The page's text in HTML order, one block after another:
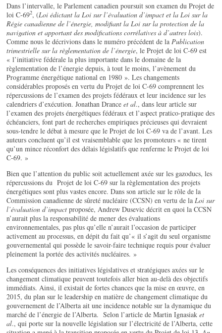
Dans l’intervalle, le Parlement canadien poursuit son examen du Projet de
loi C-692, (Loi édictant la Loi sur l’évaluation d’impact et la Loi sur la
Régie canadienne de l’énergie, modifiant la Loi sur la protection de la
navigation et apportant des modifications corrélatives à d’autres lois).
Comme nous le décrivions dans le numéro précédent de la Publication
trimestrielle sur la règlementation de l’énergie, le Projet de loi C-69 est
« l’initiative fédérale la plus importante dans le domaine de la
règlementation de l’énergie depuis, à tout le moins, l’avènement du
Programme énergétique national en 1980 ». Les changements
considérables proposés en vertu du Projet de loi C-69 comprennent les
répercussions de l’examen des projets fédéraux et leur incidence sur les
calendriers d’exécution. Jonathan Dranceet al., dans leur article sur
l’examen des projets énergétiques fédéraux et l’aspect pratico-pratique des
échéanciers, font part de recherches empiriques précieuses qui devraient
sous-tendre le débat à mesure que le Projet de loi C-69 va de l’avant. Les
auteurs concluent qu’il est vraisemblable que les promoteurs « ne tirent
qu’un mince réconfort des délais législatifs que renferme le Projet de loi
C-69. »
Bien que l’attention du public soit actuellement axée sur les gazoducs, les
répercussions du Projet de loi C-69 sur la règlementation des projets
énergétiques sont plus vastes encore. Dans son article sur le rôle de la
Commission canadienne de sûreté nucléaire (CCSN) en vertu de la Loi sur
l’évaluation d’impact proposée, Andrew Dusevic décrit en quoi la CCSN
n’aurait plus la responsabilité de mener des évaluations
environnementales, pas plus qu’elle n’aurait l’occasion de participer
activement au processus, en dépit du fait qu’« il s’agit du seul organisme
gouvernemental qui possède le savoir-faire technique requis pour évaluer
pleinement la portée des activités nucléaires. »
Les conséquences des initiatives législatives et stratégiques axées sur le
changement climatique peuvent toutefois aller bien au-delà des objectifs
immédiats. Ainsi, il existait de fortes chances que la mise en œuvre, en
2015, du plan sur le leadership en matière de changement climatique du
gouvernement de l’Alberta ait une incidence notable sur la dynamique du
marché de l’énergie de l’Alberta. Selon l’article de Martin Ignasiaket
al., qui porte sur la nouvelle législation sur l’électricité de l’Alberta, cette